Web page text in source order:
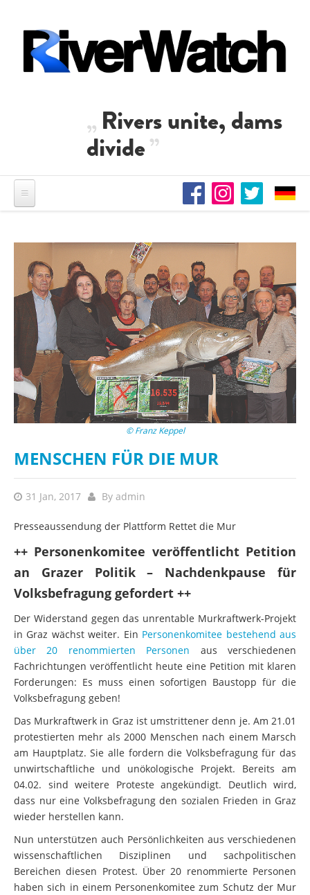
Rivers unite, dams
divide
© Franz Keppel
MENSCHEN FÜR DIE MUR
31 Jan, 2017 By admin
Presseaussendung der Plattform Rettet die Mur
++ Personenkomitee veröffentlicht Petition
an Grazer Politik – Nachdenkpause für
Volksbefragung gefordert ++
Der Widerstand gegen das unrentable Murkraftwerk-Projekt
in Graz wächst weiter. Ein Personenkomitee bestehend aus
über 20 renommierten Personen aus verschiedenen
Fachrichtungen veröffentlicht heute eine Petition mit klaren
Forderungen: Es muss einen sofortigen Baustopp für die
Volksbefragung geben!
Das Murkraftwerk in Graz ist umstrittener denn je. Am 21.01
protestierten mehr als 2000 Menschen nach einem Marsch
am Hauptplatz. Sie alle fordern die Volksbefragung für das
unwirtschaftliche und unökologische Projekt. Bereits am
04.02. sind weitere Proteste angekündigt. Deutlich wird,
dass nur eine Volksbefragung den sozialen Frieden in Graz
wieder herstellen kann.
Nun unterstützen auch Persönlichkeiten aus verschiedenen
wissenschaftlichen Disziplinen und sachpolitischen
Bereichen diesen Protest. Über 20 renommierte Personen
haben sich in einem Personenkomitee zum Schutz der Mur